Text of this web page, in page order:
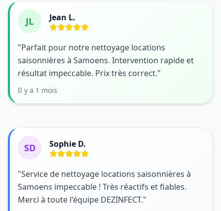
JL Jean L.
"Parfait pour notre nettoyage locations
saisonnières à Samoens. Intervention rapide et
résultat impeccable. Prix très correct."
Il y a 1 mois
SD Sophie D.
"Service de nettoyage locations saisonnières à
Samoens impeccable ! Très réactifs et fiables.
Merci à toute l'équipe DEZINFECT."